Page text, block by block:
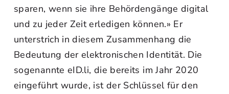
sparen, wenn sie ihre Behördengänge digital
und zu jeder Zeit erledigen können.» Er
unterstrich in diesem Zusammenhang die
Bedeutung der elektronischen Identität. Die
sogenannte eID.li, die bereits im Jahr 2020
eingeführt wurde, ist der Schlüssel für den